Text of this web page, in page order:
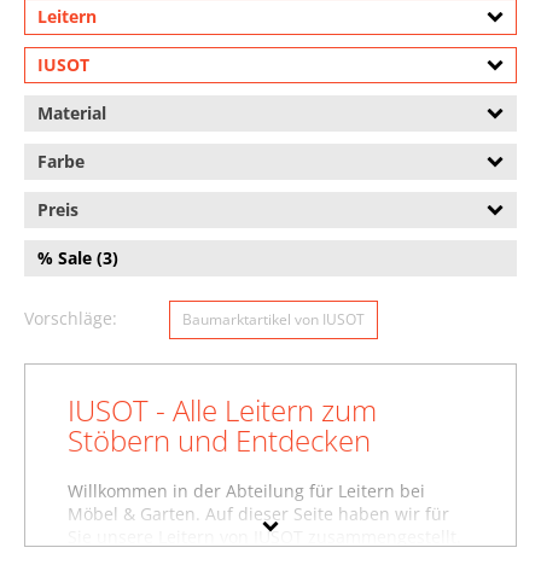
Leitern
IUSOT
Material
Farbe
Preis
% Sale (3)
Vorschläge: Baumarktartikel von IUSOT
IUSOT - Alle Leitern zum
Stöbern und Entdecken
Willkommen in der Abteilung für Leitern bei
Möbel & Garten. Auf dieser Seite haben wir für
Sie unsere Leitern von IUSOT zusammengestellt.